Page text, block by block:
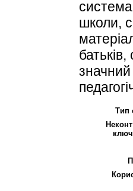
школи,
значний
Тип